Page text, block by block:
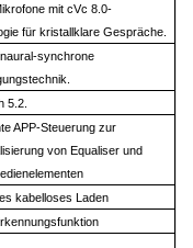
mit cVc 8.0-
für kristallklare Gespräche.
synchrone
5.2.
APP-Steuerung zur
von Equaliser und
kabelloses Laden